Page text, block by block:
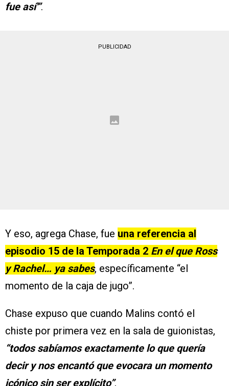
fue así'”.
PUBLICIDAD
Y eso, agrega Chase, fue una referencia al
episodio 15 de la Temporada 2 En el que Ross
y Rachel… ya sabes, específicamente “el
momento de la caja de jugo”.
Chase expuso que cuando Malins contó el
chiste por primera vez en la sala de guionistas,
“todos sabíamos exactamente lo que quería
decir y nos encantó que evocara un momento
icónico sin ser explícito”.